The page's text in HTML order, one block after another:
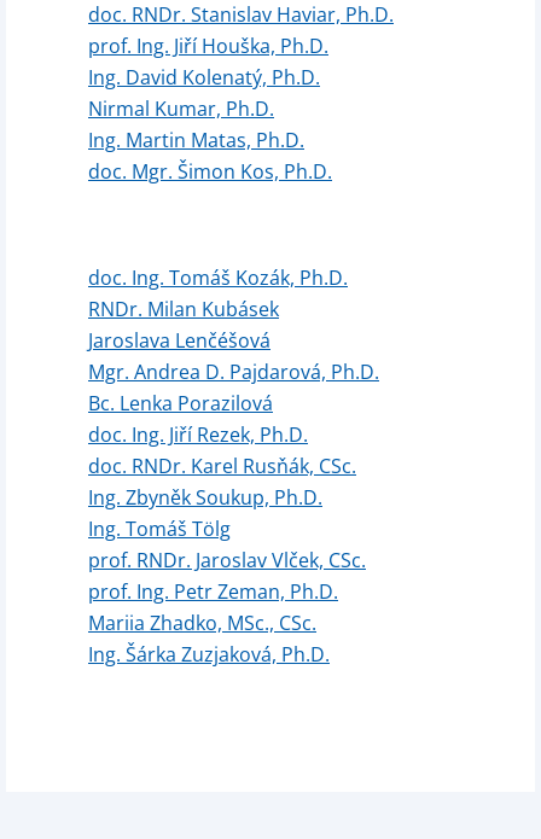
doc. RNDr. Stanislav Haviar, Ph.D.
prof. Ing. Jiří Houška, Ph.D.
Ing. David Kolenatý, Ph.D.
Nirmal Kumar, Ph.D.
Ing. Martin Matas, Ph.D.
doc. Mgr. Šimon Kos, Ph.D.
doc. Ing. Tomáš Kozák, Ph.D.
RNDr. Milan Kubásek
Jaroslava Lenčéšová
Mgr. Andrea D. Pajdarová, Ph.D.
Bc. Lenka Porazilová
doc. Ing. Jiří Rezek, Ph.D.
doc. RNDr. Karel Rusňák, CSc.
Ing. Zbyněk Soukup, Ph.D.
Ing. Tomáš Tölg
prof. RNDr. Jaroslav Vlček, CSc.
prof. Ing. Petr Zeman, Ph.D.
Mariia Zhadko, MSc., CSc.
Ing. Šárka Zuzjaková, Ph.D.